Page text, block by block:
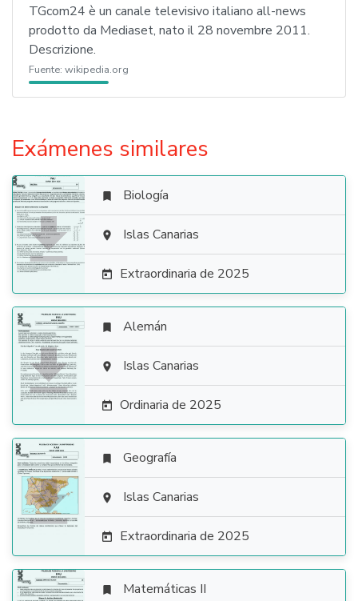
TGcom24 è un canale televisivo italiano all-news
prodotto da Mediaset, nato il 28 novembre 2011.
Descrizione.
Fuente: wikipedia.org
Exámenes similares

 Biología
 Islas Canarias
 Extraordinaria de 2025

 Alemán
 Islas Canarias
 Ordinaria de 2025

 Geografía
 Islas Canarias
 Extraordinaria de 2025
 Matemáticas II